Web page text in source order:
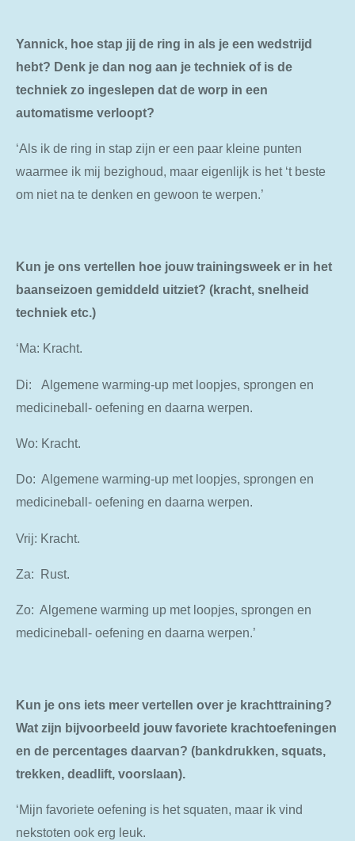
Yannick, hoe stap jij de ring in als je een wedstrijd
hebt? Denk je dan nog aan je techniek of is de
techniek zo ingeslepen dat de worp in een
automatisme verloopt?
‘Als ik de ring in stap zijn er een paar kleine punten
waarmee ik mij bezighoud, maar eigenlijk is het ‘t beste
om niet na te denken en gewoon te werpen.’
Kun je ons vertellen hoe jouw trainingsweek er in het
baanseizoen gemiddeld uitziet? (kracht, snelheid
techniek etc.)
‘Ma: Kracht.
Di: Algemene warming-up met loopjes, sprongen en
medicineball- oefening en daarna werpen.
Wo: Kracht.
Do: Algemene warming-up met loopjes, sprongen en
medicineball- oefening en daarna werpen.
Vrij: Kracht.
Za: Rust.
Zo: Algemene warming up met loopjes, sprongen en
medicineball- oefening en daarna werpen.’
Kun je ons iets meer vertellen over je krachttraining?
Wat zijn bijvoorbeeld jouw favoriete krachtoefeningen
en de percentages daarvan? (bankdrukken, squats,
trekken, deadlift, voorslaan).
‘Mijn favoriete oefening is het squaten, maar ik vind
nekstoten ook erg leuk.